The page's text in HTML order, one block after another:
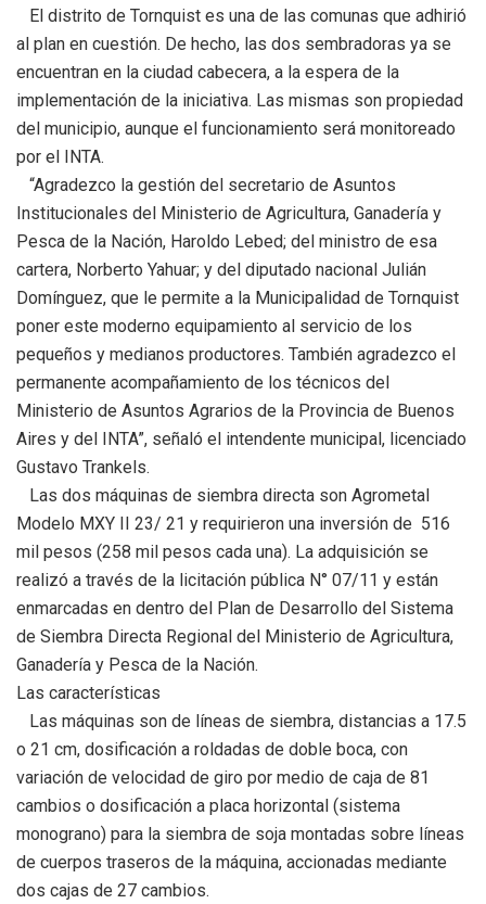
El distrito de Tornquist es una de las comunas que adhirió
al plan en cuestión. De hecho, las dos sembradoras ya se
encuentran en la ciudad cabecera, a la espera de la
implementación de la iniciativa. Las mismas son propiedad
del municipio, aunque el funcionamiento será monitoreado
por el INTA.
“Agradezco la gestión del secretario de Asuntos
Institucionales del Ministerio de Agricultura, Ganadería y
Pesca de la Nación, Haroldo Lebed; del ministro de esa
cartera, Norberto Yahuar; y del diputado nacional Julián
Domínguez, que le permite a la Municipalidad de Tornquist
poner este moderno equipamiento al servicio de los
pequeños y medianos productores. También agradezco el
permanente acompañamiento de los técnicos del
Ministerio de Asuntos Agrarios de la Provincia de Buenos
Aires y del INTA”, señaló el intendente municipal, licenciado
Gustavo Trankels.
Las dos máquinas de siembra directa son Agrometal
Modelo MXY II 23/ 21 y requirieron una inversión de 516
mil pesos (258 mil pesos cada una). La adquisición se
realizó a través de la licitación pública N° 07/11 y están
enmarcadas en dentro del Plan de Desarrollo del Sistema
de Siembra Directa Regional del Ministerio de Agricultura,
Ganadería y Pesca de la Nación.
Las características
Las máquinas son de líneas de siembra, distancias a 17.5
o 21 cm, dosificación a roldadas de doble boca, con
variación de velocidad de giro por medio de caja de 81
cambios o dosificación a placa horizontal (sistema
monograno) para la siembra de soja montadas sobre líneas
de cuerpos traseros de la máquina, accionadas mediante
dos cajas de 27 cambios.